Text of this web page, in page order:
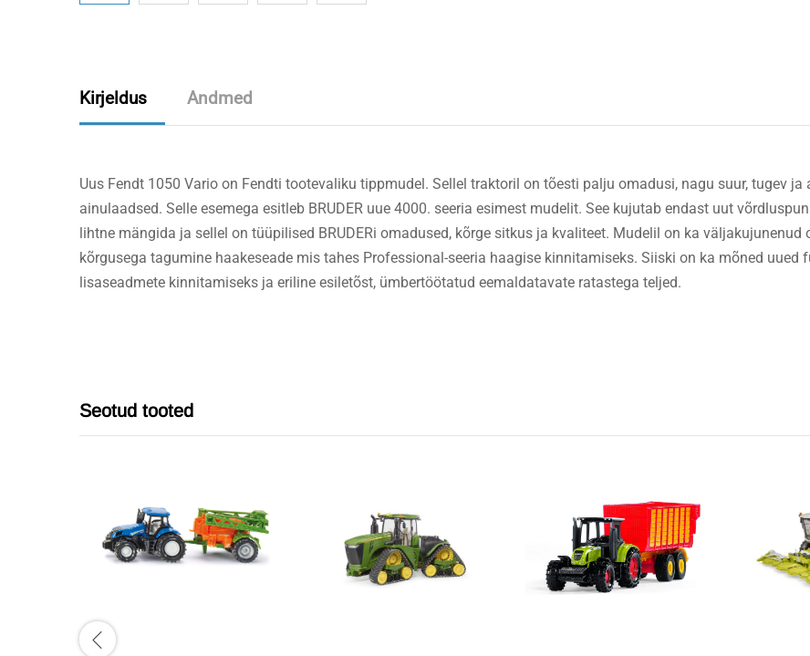
Kirjeldus Andmed
Uus Fendt 1050 Vario on Fendti tootevaliku tippmudel. Sellel traktoril on tõesti palju omadusi, nagu suur, tugev
ainulaadsed. Selle esemega esitleb BRUDER uue 4000. seeria esimest mudelit. See kujutab endast uut
lihtne mängida ja sellel on tüüpilised BRUDERi omadused, kõrge sitkus ja kvaliteet. Mudelil on ka
kõrgusega tagumine haakeseade mis tahes Professional-seeria haagise kinnitamiseks. Siiski on ka mõned
lisaseadmete kinnitamiseks ja eriline esiletõst, ümbertöötatud eemaldatavate ratastega teljed.
Seotud tooted